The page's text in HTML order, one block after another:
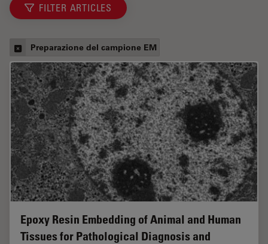
FILTER ARTICLES
Preparazione del campione EM
Epoxy Resin Embedding of Animal and Human
Tissues for Pathological Diagnosis and